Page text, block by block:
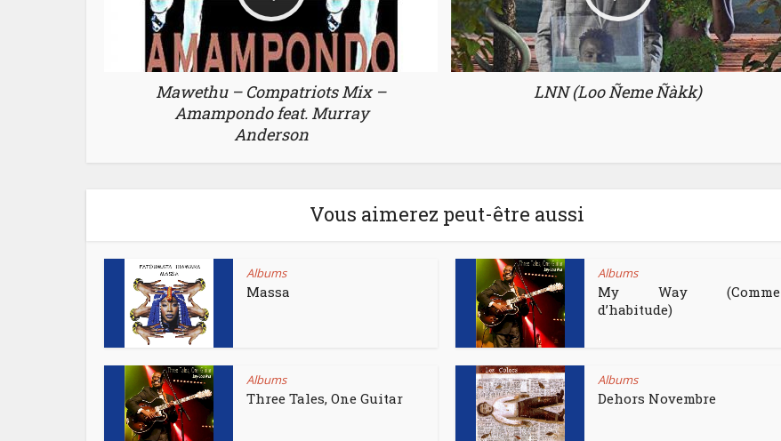
Mawethu – Compatriots Mix –
Amampondo feat. Murray
Anderson
LNN (Loo Ñeme Ñàkk)
Vous aimerez peut-être aussi
Albums
Massa
Albums
My Way (Comme
d’habitude)
Albums
Three Tales, One Guitar
Albums
Dehors Novembre